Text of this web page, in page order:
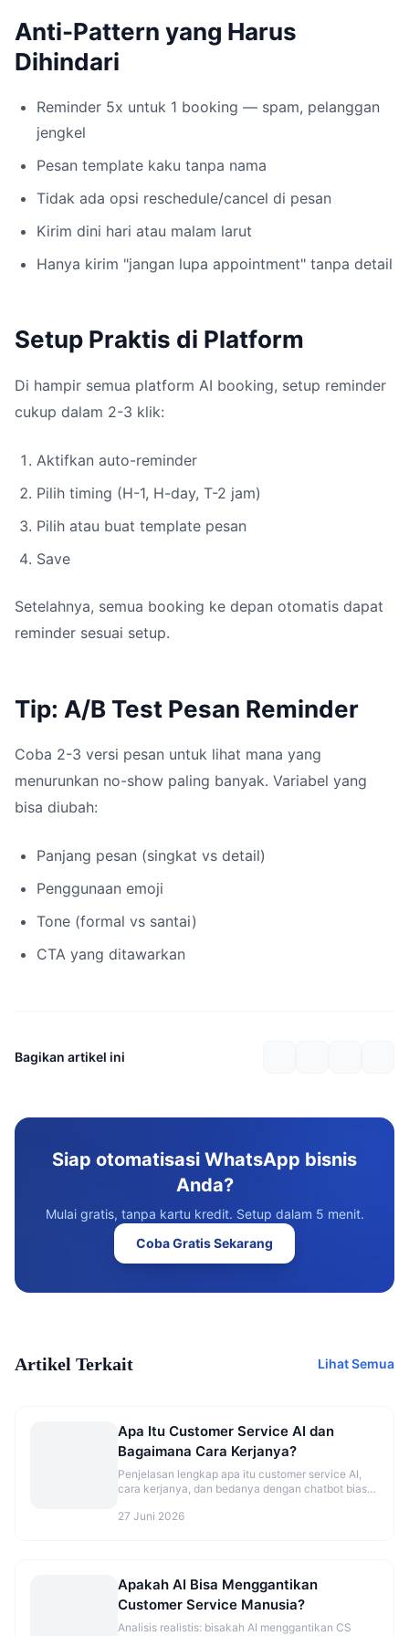
Anti-Pattern yang Harus
Dihindari
Reminder 5x untuk 1 booking — spam, pelanggan
jengkel
Pesan template kaku tanpa nama
Tidak ada opsi reschedule/cancel di pesan
Kirim dini hari atau malam larut
Hanya kirim "jangan lupa appointment" tanpa detail
Setup Praktis di Platform
Di hampir semua platform AI booking, setup reminder
cukup dalam 2-3 klik:
Aktifkan auto-reminder
Pilih timing (H-1, H-day, T-2 jam)
Pilih atau buat template pesan
Save
Setelahnya, semua booking ke depan otomatis dapat
reminder sesuai setup.
Tip: A/B Test Pesan Reminder
Coba 2-3 versi pesan untuk lihat mana yang
menurunkan no-show paling banyak. Variabel yang
bisa diubah:
Panjang pesan (singkat vs detail)
Penggunaan emoji
Tone (formal vs santai)
CTA yang ditawarkan
Bagikan artikel ini
Siap otomatisasi WhatsApp bisnis
Anda?
Mulai gratis, tanpa kartu kredit. Setup dalam 5 menit.
Coba Gratis Sekarang
Artikel Terkait Lihat Semua
Apa Itu Customer Service AI dan
Bagaimana Cara Kerjanya?
Penjelasan lengkap apa itu customer service AI,
cara kerjanya, dan bedanya dengan chatbot biasa.
pelanggan otomatis 24/7.
27 Juni 2026
Apakah AI Bisa Menggantikan
Customer Service Manusia?
Analisis realistis: bisakah AI menggantikan CS